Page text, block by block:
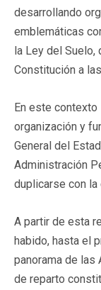
desarrollando
emblemáticas
la Ley del Suelo,
Constitución a
En este
organización y
General del
Administración
duplicarse con la
A partir de esta
habido, hasta el
panorama de las
de reparto